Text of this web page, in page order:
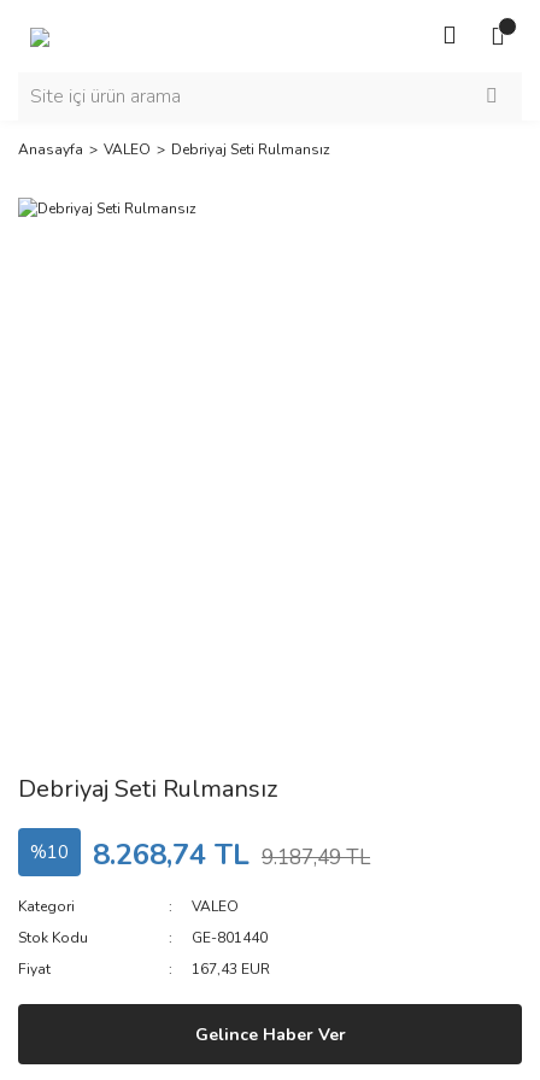
Anasayfa VALEO Debriyaj Seti Rulmansız
Debriyaj Seti Rulmansız
%10 8.268,74 TL 9.187,49 TL
Kategori
VALEO
Stok Kodu
GE-801440
Fiyat
167,43 EUR
Gelince Haber Ver